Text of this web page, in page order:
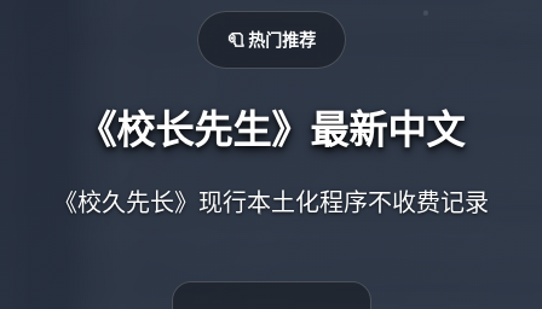
🧻 热门推荐
《校长先生》最新中文
《校久先长》现行本土化程序不收费记录